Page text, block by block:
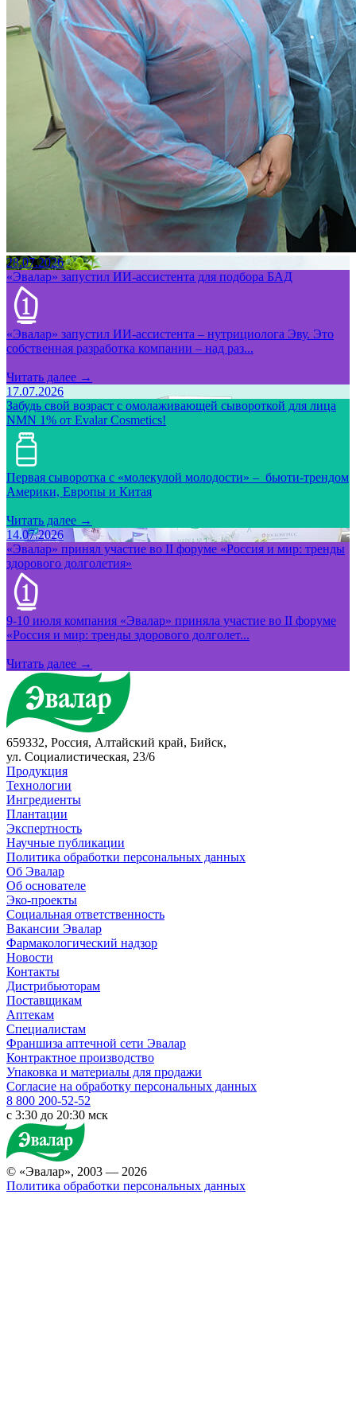
28.07.2026
«Эвалар» запустил ИИ-ассистента для подбора БАД
«Эвалар» запустил ИИ-ассистента – нутрициолога Эву. Это
собственная разработка компании – над раз...
Читать далее →
17.07.2026
Забудь свой возраст с омолаживающей сывороткой для лица
NMN 1% от Evalar Cosmetics!
Первая сыворотка с «молекулой молодости» – бьюти-трендом
Америки, Европы и Китая
Читать далее →
14.07.2026
«Эвалар» принял участие во II форуме «Россия и мир: тренды
здорового долголетия»
9-10 июля компания «Эвалар» приняла участие во II форуме
«Россия и мир: тренды здорового долголет...
Читать далее →
659332, Россия, Алтайский край, Бийск,
ул. Социалистическая, 23/6
Продукция
Технологии
Ингредиенты
Плантации
Экспертность
Научные публикации
Политика обработки персональных данных
Об Эвалар
Об основателе
Эко-проекты
Социальная ответственность
Вакансии Эвалар
Фармакологический надзор
Новости
Контакты
Дистрибьюторам
Поставщикам
Аптекам
Специалистам
Франшиза аптечной сети Эвалар
Контрактное производство
Упаковка и материалы для продажи
Согласие на обработку персональных данных
8 800 200-52-52
c 3:30 до 20:30 мск
© «Эвалар», 2003 — 2026
Политика обработки персональных данных